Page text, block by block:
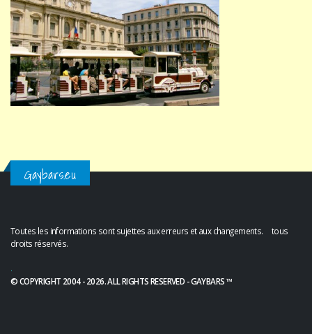
Gaybars.eu
Toutes les informations sont sujettes aux erreurs et aux changements. tous
droits réservés.
.
© COPYRIGHT 2004 - 2026. ALL RIGHTS RESERVED - GAYBARS ™